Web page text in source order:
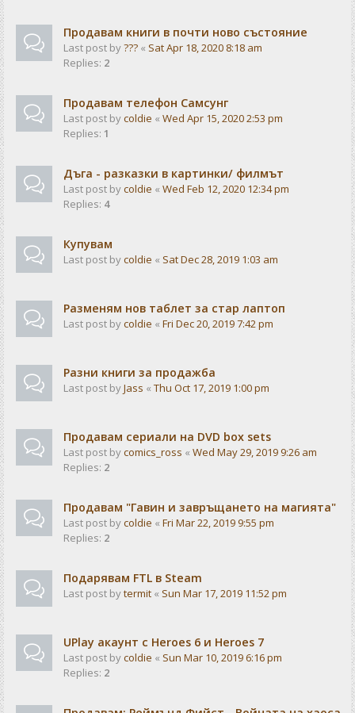
Продавам книги в почти ново състояние
Last post by??? « Sat Apr 18, 2020 8:18 am
Replies: 2
Продавам телефон Самсунг
Last post bycoldie « Wed Apr 15, 2020 2:53 pm
Replies: 1
Дъга - разказки в картинки/ филмът
Last post bycoldie « Wed Feb 12, 2020 12:34 pm
Replies: 4
Купувам
Last post bycoldie « Sat Dec 28, 2019 1:03 am
Разменям нов таблет за стар лаптоп
Last post bycoldie « Fri Dec 20, 2019 7:42 pm
Разни книги за продажба
Last post byJass « Thu Oct 17, 2019 1:00 pm
Продавам сериали на DVD box sets
Last post bycomics_ross « Wed May 29, 2019 9:26 am
Replies: 2
Продавам "Гавин и завръщането на магията"
Last post bycoldie « Fri Mar 22, 2019 9:55 pm
Replies: 2
Подарявам FTL в Steam
Last post bytermit « Sun Mar 17, 2019 11:52 pm
UPlay акаунт с Heroes 6 и Heroes 7
Last post bycoldie « Sun Mar 10, 2019 6:16 pm
Replies: 2